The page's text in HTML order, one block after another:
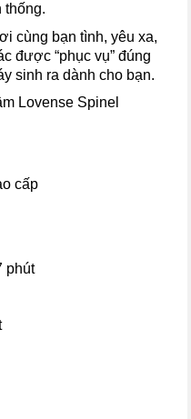
thống.
cùng bạn tình, yêu xa,
được “phục vụ” đúng
sinh ra dành cho bạn.
Lovense Spinel
cấp
phút